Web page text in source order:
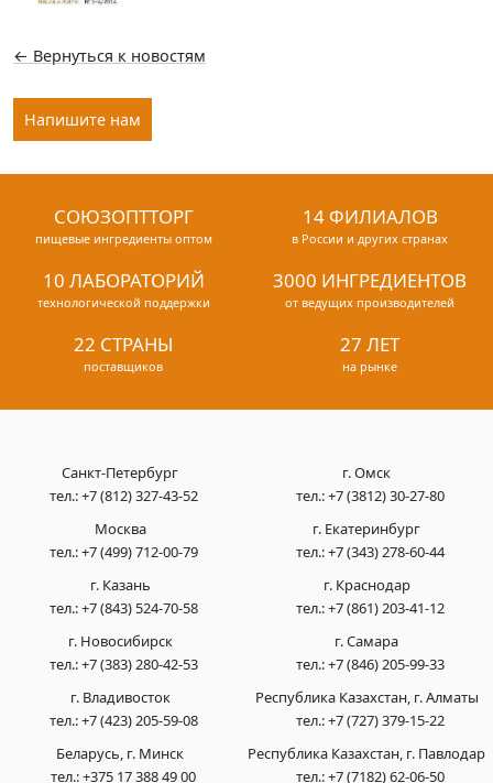
← Вернуться к новостям
Напишите нам
СОЮЗОПТТОРГ
пищевые ингредиенты оптом
14 ФИЛИАЛОВ
в России и других странах
10 ЛАБОРАТОРИЙ
технологической поддержки
3000 ИНГРЕДИЕНТОВ
от ведущих производителей
22 СТРАНЫ
поставщиков
27 ЛЕТ
на рынке
Санкт-Петербург
тел.:+7 (812) 327-43-52
Москва
тел.:+7 (499) 712-00-79
г. Казань
тел.:+7 (843) 524-70-58
г. Новосибирск
тел.:+7 (383) 280-42-53
г. Омск
тел.:+7 (3812) 30-27-80
г. Екатеринбург
тел.:+7 (343) 278-60-44
г. Краснодар
тел.:+7 (861) 203-41-12
г. Самара
тел.:+7 (846) 205-99-33
г. Владивосток
тел.:+7 (423) 205-59-08
Беларусь, г. Минск
тел.:+375 17 388 49 00
Республика Казахстан, г. Алматы
тел.:+7 (727) 379-15-22
Республика Казахстан, г. Павлодар
тел.:+7 (7182) 62-06-50